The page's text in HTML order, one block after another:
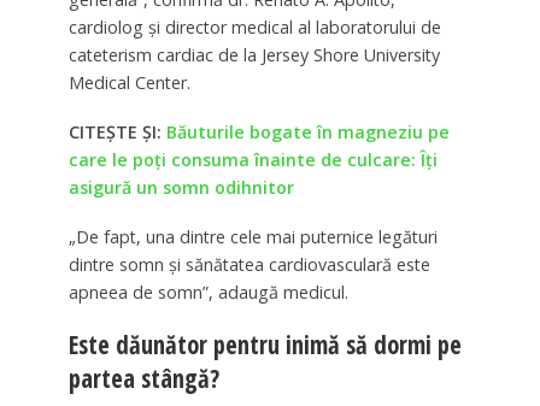
cardiolog și director medical al laboratorului de
cateterism cardiac de la Jersey Shore University
Medical Center.
CITEȘTE ȘI: Băuturile bogate în magneziu pe
care le poți consuma înainte de culcare: Îți
asigură un somn odihnitor
„De fapt, una dintre cele mai puternice legături
dintre somn și sănătatea cardiovasculară este
apneea de somn”, adaugă medicul.
Este dăunător pentru inimă să dormi pe
partea stângă?